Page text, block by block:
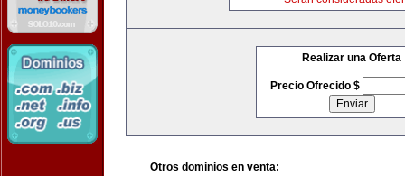
Realizar una Oferta
Precio Ofrecido $
Otros dominios en venta: